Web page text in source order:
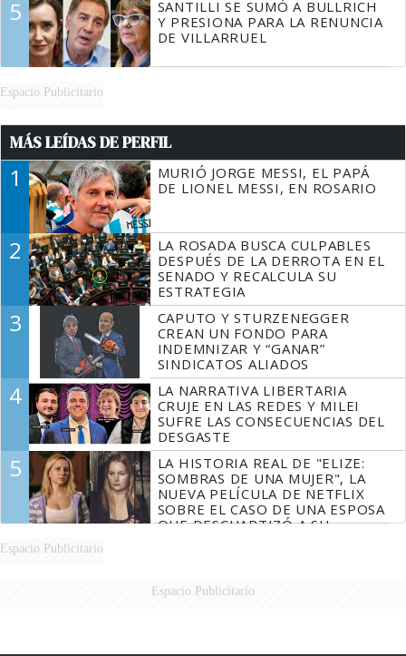
5
SANTILLI SE SUMÓ A BULLRICH
Y PRESIONA PARA LA RENUNCIA
DE VILLARRUEL
Espacio Publicitario
MÁS LEÍDAS DE PERFIL
1
MURIÓ JORGE MESSI, EL PAPÁ
DE LIONEL MESSI, EN ROSARIO
2
LA ROSADA BUSCA CULPABLES
DESPUÉS DE LA DERROTA EN EL
SENADO Y RECALCULA SU
ESTRATEGIA
3
CAPUTO Y STURZENEGGER
CREAN UN FONDO PARA
INDEMNIZAR Y “GANAR”
SINDICATOS ALIADOS
4
LA NARRATIVA LIBERTARIA
CRUJE EN LAS REDES Y MILEI
SUFRE LAS CONSECUENCIAS DEL
DESGASTE
5
LA HISTORIA REAL DE "ELIZE:
SOMBRAS DE UNA MUJER", LA
NUEVA PELÍCULA DE NETFLIX
SOBRE EL CASO DE UNA ESPOSA
QUE DESCUARTIZÓ A SU
Espacio Publicitario
Espacio Publicitario